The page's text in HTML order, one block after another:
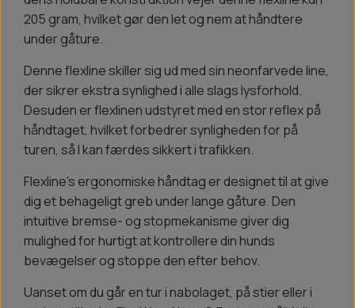
205 gram, hvilket gør den let og nem at håndtere
under gåture.
Denne flexline skiller sig ud med sin neonfarvede line,
der sikrer ekstra synlighed i alle slags lysforhold.
Desuden er flexlinen udstyret med en stor reflex på
håndtaget, hvilket forbedrer synligheden for på
turen, så I kan færdes sikkert i trafikken.
Flexline's ergonomiske håndtag er designet til at give
dig et behageligt greb under lange gåture. Den
intuitive bremse- og stopmekanisme giver dig
mulighed for hurtigt at kontrollere din hunds
bevægelser og stoppe den efter behov.
Uanset om du går en tur i nabolaget, på stier eller i